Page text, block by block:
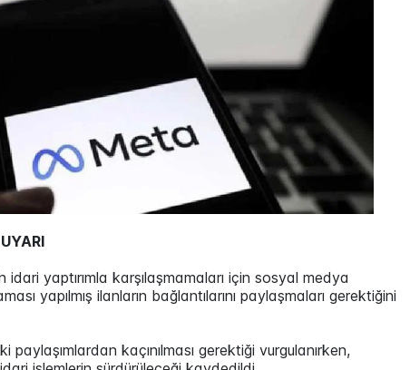
yaptırımla karşılaşmamaları için sosyal medya
yapılmış ilanların bağlantılarını paylaşmaları gerektiğini
paylaşımlardan kaçınılması gerektiği vurgulanırken,